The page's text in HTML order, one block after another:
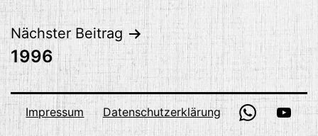
Nächster Beitrag
1996
Impressum Datenschutzerklärung WhatsApp